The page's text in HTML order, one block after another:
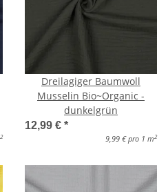
2
Dreilagiger Baumwoll
Musselin Bio~Organic -
dunkelgrün
12,99 € *
9,99 € pro 1 m 2